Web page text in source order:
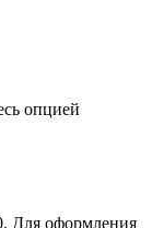
опцией
Для оформления